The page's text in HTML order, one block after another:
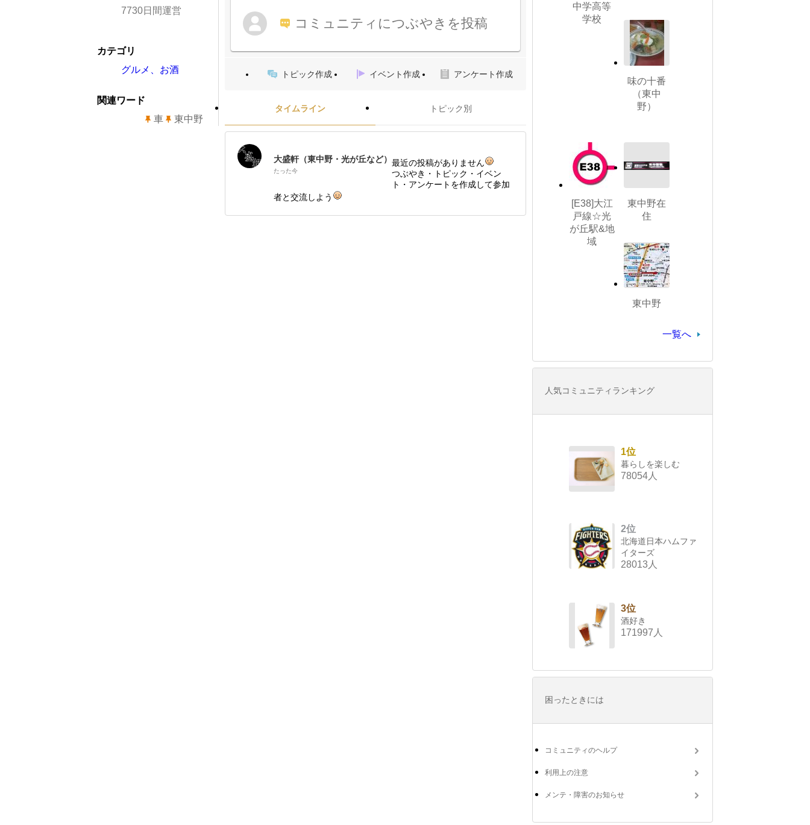
コミュニティにつぶやきを投稿
トピック作成 イベント作成 アンケート作成
タイムライン トピック別
大盛軒（東中野・光が丘など）
たった今
最近の投稿がありません
つぶやき・トピック・イベン
ト・アンケートを作成して参加
者と交流しよう
7730日間運営
カテゴリ
グルメ、お酒
関連ワード
車
東中野
中学高等
学校
味の十番
（東中
野）
[E38]大江
戸線☆光
が丘駅&地
域
東中野在
住
東中野
一覧へ
人気コミュニティランキング
1位
暮らしを楽しむ
78054人
2位
北海道日本ハムファ
イターズ
28013人
3位
酒好き
171997人
困ったときには
コミュニティのヘルプ
利用上の注意
メンテ・障害のお知らせ